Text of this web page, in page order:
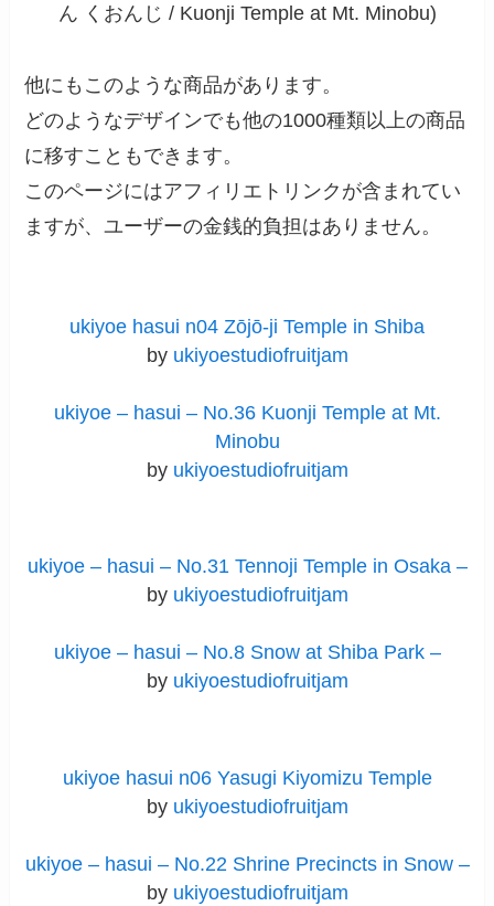
ん くおんじ / Kuonji Temple at Mt. Minobu)
他にもこのような商品があります。
どのようなデザインでも他の1000種類以上の商品
に移すこともできます。
このページにはアフィリエトリンクが含まれてい
ますが、ユーザーの金銭的負担はありません。
ukiyoe hasui n04 Zōjō-ji Temple in Shiba
by ukiyoestudiofruitjam
ukiyoe – hasui – No.36 Kuonji Temple at Mt.
Minobu
by ukiyoestudiofruitjam
ukiyoe – hasui – No.31 Tennoji Temple in Osaka –
by ukiyoestudiofruitjam
ukiyoe – hasui – No.8 Snow at Shiba Park –
by ukiyoestudiofruitjam
ukiyoe hasui n06 Yasugi Kiyomizu Temple
by ukiyoestudiofruitjam
ukiyoe – hasui – No.22 Shrine Precincts in Snow –
by ukiyoestudiofruitjam